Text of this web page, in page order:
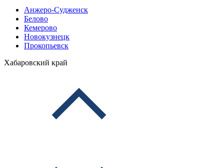
Анжеро-Судженск
Белово
Кемерово
Новокузнецк
Прокопьевск
Хабаровский край